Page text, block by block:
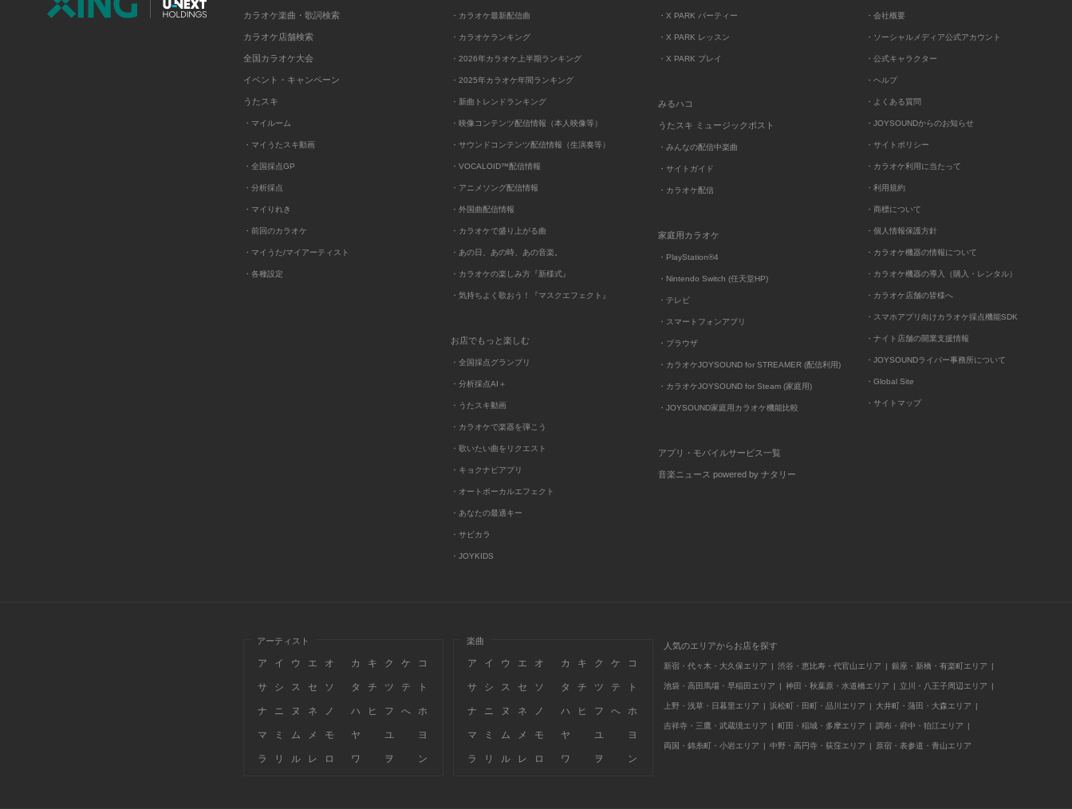
カラオケ楽曲・歌詞検索
カラオケ店舗検索
全国カラオケ大会
イベント・キャンペーン
うたスキ
・マイルーム
・マイうたスキ動画
・全国採点GP
・分析採点
・マイりれき
・前回のカラオケ
・マイうた/マイアーティスト
・各種設定
・カラオケ最新配信曲
・カラオケランキング
・2026年カラオケ上半期ランキング
・2025年カラオケ年間ランキング
・新曲トレンドランキング
・映像コンテンツ配信情報（本人映像等）
・サウンドコンテンツ配信情報（生演奏等）
・VOCALOID™配信情報
・アニメソング配信情報
・外国曲配信情報
・カラオケで盛り上がる曲
・あの日、あの時、あの音楽。
・カラオケの楽しみ方『新様式』
・気持ちよく歌おう！『マスクエフェクト』
お店でもっと楽しむ
・全国採点グランプリ
・分析採点AI＋
・うたスキ動画
・カラオケで楽器を弾こう
・歌いたい曲をリクエスト
・キョクナビアプリ
・オートボーカルエフェクト
・あなたの最適キー
・サビカラ
・JOYKIDS
・X PARK パーティー
・X PARK レッスン
・X PARK プレイ
みるハコ
うたスキ ミュージックポスト
・みんなの配信中楽曲
・サイトガイド
・カラオケ配信
家庭用カラオケ
・PlayStation®4
・Nintendo Switch (任天堂HP)
・テレビ
・スマートフォンアプリ
・ブラウザ
・カラオケJOYSOUND for STREAMER (配信利用)
・カラオケJOYSOUND for Steam (家庭用)
・JOYSOUND家庭用カラオケ機能比較
アプリ・モバイルサービス一覧
音楽ニュース powered by ナタリー
・会社概要
・ソーシャルメディア公式アカウント
・公式キャラクター
・ヘルプ
・よくある質問
・JOYSOUNDからのお知らせ
・サイトポリシー
・カラオケ利用に当たって
・利用規約
・商標について
・個人情報保護方針
・カラオケ機器の情報について
・カラオケ機器の導入（購入・レンタル）
・カラオケ店舗の皆様へ
・スマホアプリ向けカラオケ採点機能SDK
・ナイト店舗の開業支援情報
・JOYSOUNDライバー事務所について
・Global Site
・サイトマップ
アーティスト
ア イ ウ エ オ カ キ ク ケ コ
サ シ ス セ ソ タ チ ツ テ ト
ナ ニ ヌ ネ ノ ハ ヒ フ へ ホ
マ ミ ム メ モ ヤ ユ ヨ
ラ リ ル レ ロ ワ ヲ ン
楽曲
ア イ ウ エ オ カ キ ク ケ コ
サ シ ス セ ソ タ チ ツ テ ト
ナ ニ ヌ ネ ノ ハ ヒ フ へ ホ
マ ミ ム メ モ ヤ ユ ヨ
ラ リ ル レ ロ ワ ヲ ン
人気のエリアからお店を探す
新宿・代々木・大久保エリア 渋谷・恵比寿・代官山エリア 銀座・新橋・有楽町エリア
池袋・高田馬場・早稲田エリア 神田・秋葉原・水道橋エリア 立川・八王子周辺エリア
上野・浅草・日暮里エリア 浜松町・田町・品川エリア 大井町・蒲田・大森エリア
吉祥寺・三鷹・武蔵境エリア 町田・稲城・多摩エリア 調布・府中・狛江エリア
両国・錦糸町・小岩エリア 中野・高円寺・荻窪エリア 原宿・表参道・青山エリア